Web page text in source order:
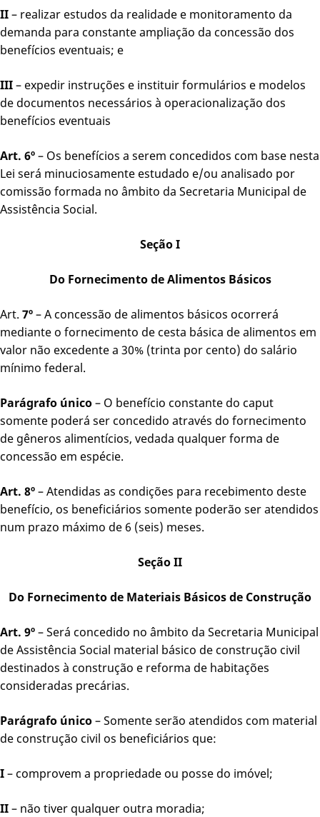
II– realizar estudos da realidade e monitoramento da
demanda para constante ampliação da concessão dos
benefícios eventuais; e
III– expedir instruções e instituir formulários e modelos
de documentos necessários à operacionalização dos
benefícios eventuais
Art. 6º– Os benefícios a serem concedidos com base nesta
Lei será minuciosamente estudado e/ou analisado por
comissão formada no âmbito da Secretaria Municipal de
Assistência Social.
Seção I
Do Fornecimento de Alimentos Básicos
Art. 7º– A concessão de alimentos básicos ocorrerá
mediante o fornecimento de cesta básica de alimentos em
valor não excedente a 30% (trinta por cento) do salário
mínimo federal.
Parágrafo único– O benefício constante do caput
somente poderá ser concedido através do fornecimento
de gêneros alimentícios, vedada qualquer forma de
concessão em espécie.
Art. 8º– Atendidas as condições para recebimento deste
benefício, os beneficiários somente poderão ser atendidos
num prazo máximo de 6 (seis) meses.
Seção II
Do Fornecimento de Materiais Básicos de Construção
Art. 9º– Será concedido no âmbito da Secretaria Municipal
de Assistência Social material básico de construção civil
destinados à construção e reforma de habitações
consideradas precárias.
Parágrafo único– Somente serão atendidos com material
de construção civil os beneficiários que:
I– comprovem a propriedade ou posse do imóvel;
II– não tiver qualquer outra moradia;